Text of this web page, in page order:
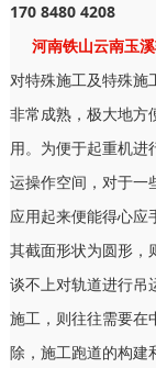
170 8480 4208
河南铁山云南玉
对特殊施工及特殊施
非常成熟，极大地方
用。为便于起重机进
运操作空间，对于一
应用起来便能得心应
其截面形状为圆形，
谈不上对轨道进行吊
施工，则往往需要在
除，施工跑道的构建